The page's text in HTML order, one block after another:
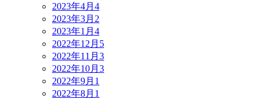
2023年4月 4
2023年3月 2
2023年1月 4
2022年12月 5
2022年11月 3
2022年10月 3
2022年9月 1
2022年8月 1